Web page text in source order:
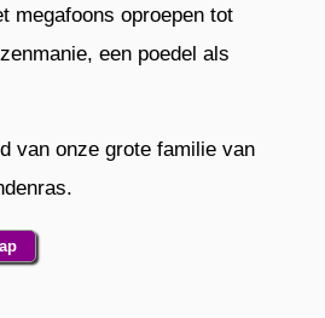
megafoons oproepen tot
een poedel als
van onze grote familie van